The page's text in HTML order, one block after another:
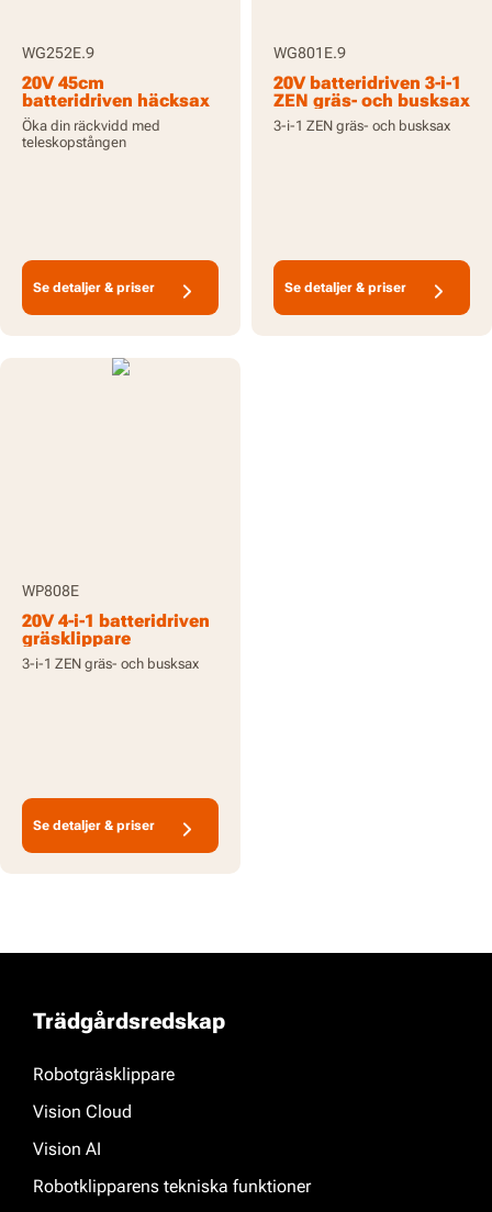
WG252E.9
20V 45cm
batteridriven häcksax
med stav 3,2M
räckvidd - endast
verktyg
Öka din räckvidd med
teleskopstången
Se detaljer & priser
WG801E.9
20V batteridriven 3-i-1
ZEN gräs- och busksax
- endast verktyg
3-i-1 ZEN gräs- och busksax
Se detaljer & priser
WP808E
20V 4-i-1 batteridriven
gräsklippare
3-i-1 ZEN gräs- och busksax
Se detaljer & priser
Trädgårdsredskap
Robotgräsklippare
Vision Cloud
Vision AI
Robotklipparens tekniska funktioner